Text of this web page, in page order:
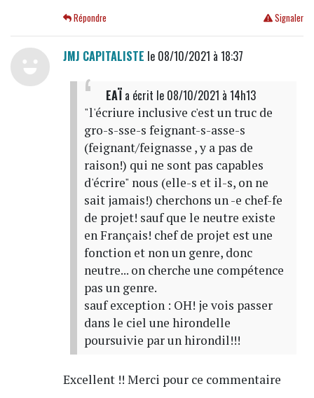
Signaler
Répondre
JMJ CAPITALISTE le 08/10/2021 à 18:37
EAÏa écrit le 08/10/2021 à 14h13
"l'écriure inclusive c'est un truc de
gro-s-sse-s feignant-s-asse-s
(feignant/feignasse , y a pas de
raison!) qui ne sont pas capables
d'écrire" nous (elle-s et il-s, on ne
sait jamais!) cherchons un -e chef-fe
de projet! sauf que le neutre existe
en Français! chef de projet est une
fonction et non un genre, donc
neutre... on cherche une compétence
pas un genre.
sauf exception : OH! je vois passer
dans le ciel une hirondelle
poursuivie par un hirondil!!!
Excellent !! Merci pour ce commentaire